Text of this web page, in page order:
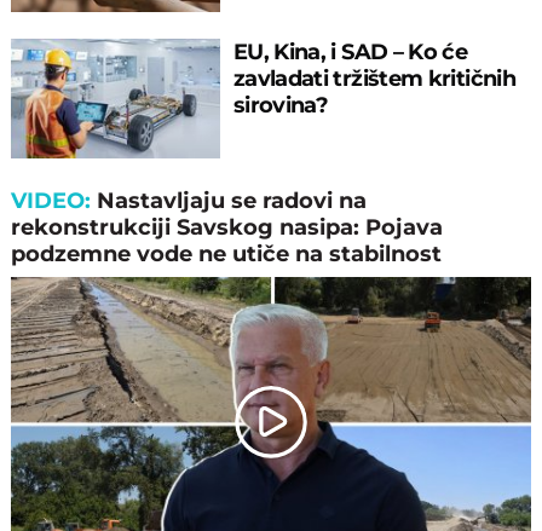
EU, Kina, i SAD – Ko će
zavladati tržištem kritičnih
sirovina?
VIDEO: Nastavljaјu se radovi na
rekonstrukciјi Savskog nasipa: Poјava
podzemne vode ne utiče na stabilnost
Play